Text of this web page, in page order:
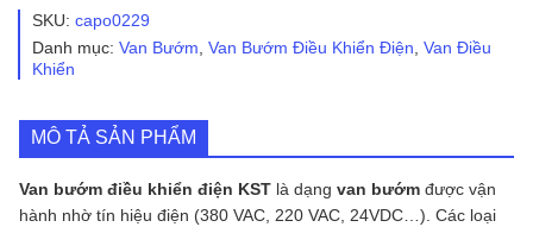
Khiển
KST
số
SKU: capo0229
Danh mục: Van Bướm, Van Bướm Điều Khiển Điện, Van Điều
Khiển
MÔ TẢ SẢN PHẨM
Van bướm điều khiển điện KST là dạng van bướm được vận
hành nhờ tín hiệu điện (380 VAC, 220 VAC, 24VDC…). Các loại